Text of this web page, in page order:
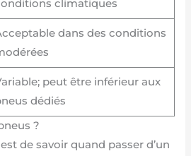
climatiques
dans des conditions
peut être inférieur aux
dédiés
?
de savoir quand passer d’un